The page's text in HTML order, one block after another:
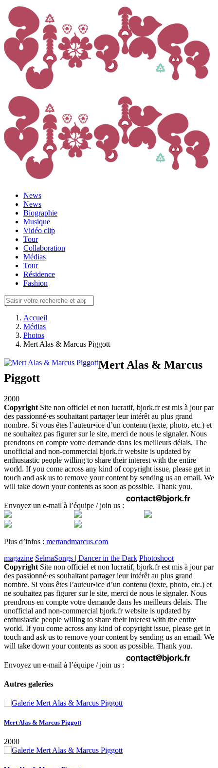
News
News
Biographie
Musique
Vidéo clip
Tour
Collaboration
Médias
Tour
Résidence
Fashion
Accueil
Médias
Photos
Mert Alas & Marcus Piggott
Mert Alas & Marcus
Piggott
2000
Copyright Site non officiel et non lucratif, bjork.fr est mis à jour par
des passionné·es souhaitant partager leur intérêt au plus grand
nombre. Si vous êtes l’auteur•ice d’un contenu (texte, photo, etc.) et
ne souhaitez pas figurer sur le site, merci de nous le signaler. Nous
prendrons en compte votre demande dans les meilleurs délais. The
unofficial and non-commercial bjork.fr website is updated by
enthusiastic people willing to share their interest with the entire
world. If you come across any kind of copyright issue, please get in
touch and ask us to remove your content by sending us an email. We
will take down your contents as soon as possible. Thank you.
Envoyez un e-mail à l’équipe / join us :
Plus d’infos : mertandmarcus.com
magazine SelmaSongs | Dancer in the Dark Photoshoot
Copyright Site non officiel et non lucratif, bjork.fr est mis à jour par
des passionné·es souhaitant partager leur intérêt au plus grand
nombre. Si vous êtes l’auteur•ice d’un contenu (texte, photo, etc.) et
ne souhaitez pas figurer sur le site, merci de nous le signaler. Nous
prendrons en compte votre demande dans les meilleurs délais. The
unofficial and non-commercial bjork.fr website is updated by
enthusiastic people willing to share their interest with the entire
world. If you come across any kind of copyright issue, please get in
touch and ask us to remove your content by sending us an email. We
will take down your contents as soon as possible. Thank you.
Envoyez un e-mail à l’équipe / join us :
Autres galeries